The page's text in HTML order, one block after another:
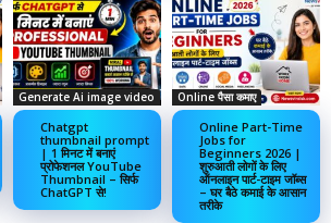
Generate Ai image video
Chatgpt
thumbnail prompt
| 1 मिनट में बनाएं
प्रोफेशनल YouTube
Thumbnail – सिर्फ
ChatGPT से!
Online पैसा कमाए
Online Part-Time
Jobs for
Beginners 2026 |
शुरुआती लोगों के लिए
ऑनलाइन पार्ट-टाइम जॉब्स
– घर बैठे कमाई के आसान
तरीके